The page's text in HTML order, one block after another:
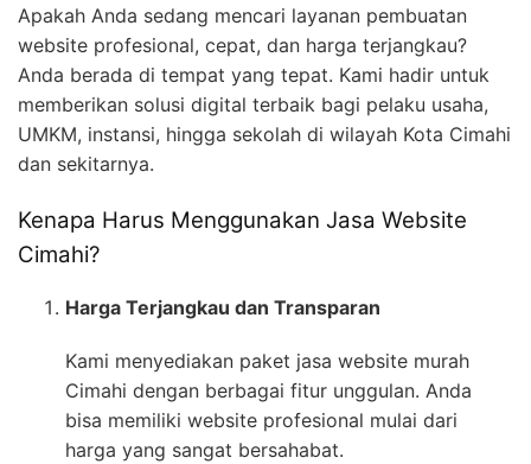
Apakah Anda sedang mencari layanan pembuatan
website profesional, cepat, dan harga terjangkau?
Anda berada di tempat yang tepat. Kami hadir untuk
memberikan solusi digital terbaik bagi pelaku usaha,
UMKM, instansi, hingga sekolah di wilayah Kota Cimahi
dan sekitarnya.
Kenapa Harus Menggunakan Jasa Website
Cimahi?
Harga Terjangkau dan Transparan
Kami menyediakan paket jasa website murah
Cimahi dengan berbagai fitur unggulan. Anda
bisa memiliki website profesional mulai dari
harga yang sangat bersahabat.